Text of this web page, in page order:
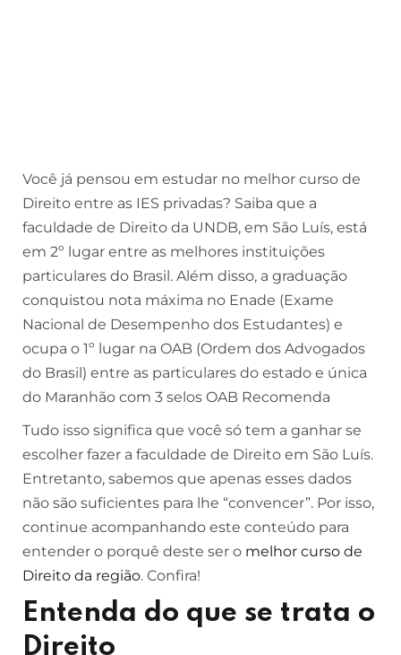
Você já pensou em estudar no melhor curso de
Direito entre as IES privadas? Saiba que a
faculdade de Direito da UNDB, em São Luís, está
em 2º lugar entre as melhores instituições
particulares do Brasil. Além disso, a graduação
conquistou nota máxima no Enade (Exame
Nacional de Desempenho dos Estudantes) e
ocupa o 1º lugar na OAB (Ordem dos Advogados
do Brasil) entre as particulares do estado e única
do Maranhão com 3 selos OAB Recomenda
Tudo isso significa que você só tem a ganhar se
escolher fazer a faculdade de Direito em São Luís.
Entretanto, sabemos que apenas esses dados
não são suficientes para lhe “convencer”. Por isso,
continue acompanhando este conteúdo para
entender o porquê deste ser o melhor curso de
Direito da região. Confira!
Entenda do que se trata o
Direito